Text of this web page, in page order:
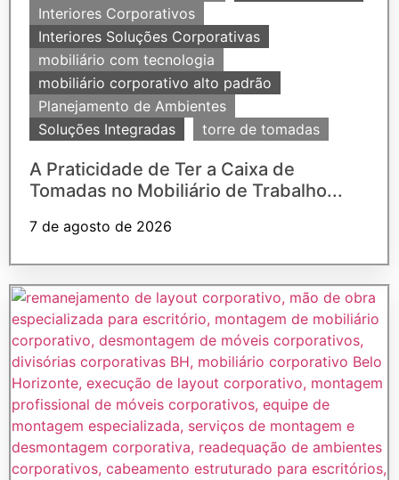
Interiores Corporativos
Interiores Soluções Corporativas
mobiliário com tecnologia
mobiliário corporativo alto padrão
Planejamento de Ambientes
Soluções Integradas
torre de tomadas
A Praticidade de Ter a Caixa de
Tomadas no Mobiliário de Trabalho...
7 de agosto de 2026